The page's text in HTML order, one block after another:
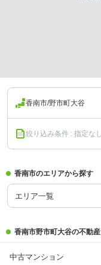
香南市/野市町大谷
絞り込み条件 : 指定なし
香南市のエリアから探す
エリア一覧
香南市野市町大谷の不動
中古マンション